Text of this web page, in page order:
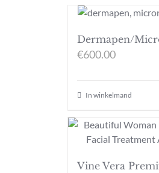
Dermapen/
€600.00
In winkelmand
Vine Vera